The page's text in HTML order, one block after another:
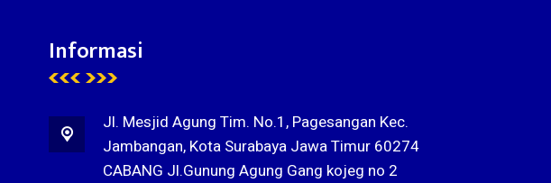
Informasi
Jl. Mesjid Agung Tim. No.1, Pagesangan Kec.
Jambangan, Kota Surabaya Jawa Timur 60274
CABANG Jl.Gunung Agung Gang kojeg no 2